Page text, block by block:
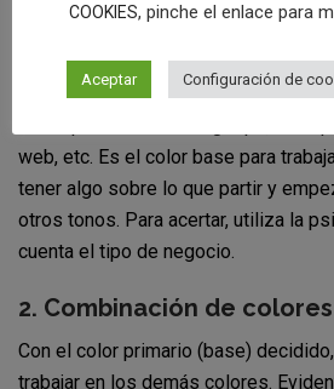
El primer paso es elegir elcolor
web, etc. Es el color base para
tener algo sobre lo que partir y
otros tonos. Para acertar, utiliza la
cuenta el tipo de negocio.
2. Combinación de colores
Con el color primario (base)
trabajar en los demás colores.
COOKIES, pinche el enlace para
Aceptar Configuración de